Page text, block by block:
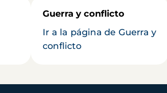
Guerra y conflicto
Ir a la página de Guerra y
conflicto